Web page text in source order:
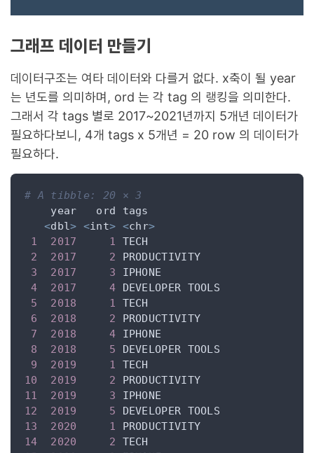
그래프 데이터 만들기
데이터구조는 여타 데이터와 다를거 없다. x축이 될 year
는 년도를 의미하며, ord 는 각 tag 의 랭킹을 의미한다.
그래서 각 tags 별로 2017~2021년까지 5개년 데이터가
필요하다보니, 4개 tags x 5개년 = 20 row 의 데이터가
필요하다.
# A tibble: 20 × 3
<dbl> <int> <chr>
1
2017 1
2
2017 2
3
2017 3
4
2017 4
5
2018 1
6
2018 2
7
2018 4
8
2018 5
9
2019 1
10
2019 2
11
2019 3
12
2019 5
13
2020 1
14
2020 2